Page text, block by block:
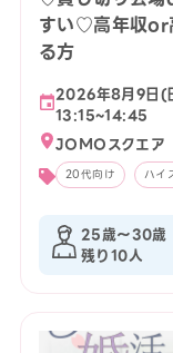
すい♡高年収or
る方
2026年8月9日(
13:15~14:45
JOMOスクエア
20代向け ハイ
25歳〜30歳
残り10人